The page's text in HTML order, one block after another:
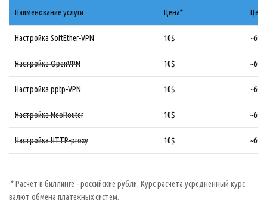
Наименование услуги Цена*
Настройка SoftEther-VPN 10$ ~600
Настройка OpenVPN 10$ ~600
Настройка pptp-VPN 10$ ~600
Настройка NeoRouter 10$ ~600
Настройка HTTP-proxy 10$ ~600
* Расчет в биллинге - российские рубли. Курс расчета усредненный курс
валют обмена платежных систем.